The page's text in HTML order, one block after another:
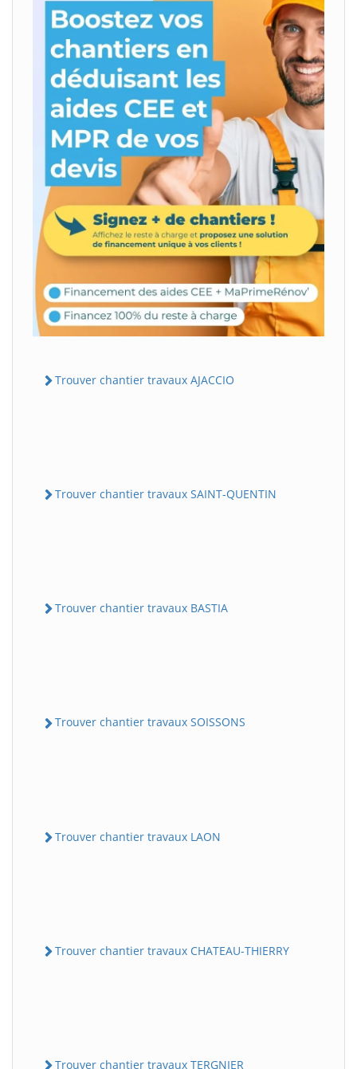
Trouver chantier travaux AJACCIO
Trouver chantier travaux SAINT-QUENTIN
Trouver chantier travaux BASTIA
Trouver chantier travaux SOISSONS
Trouver chantier travaux LAON
Trouver chantier travaux CHATEAU-THIERRY
Trouver chantier travaux TERGNIER